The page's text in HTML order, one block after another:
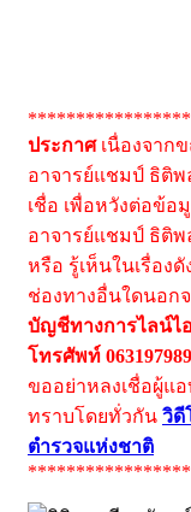
ประกาศเนื่องจาก
อาจารย์แชมป์ ธิติพ
เชื่อ เพื่อหวังต่อข้
อาจารย์แชมป์ ธิติพ
หรือ รู้เห็นในเรื่อง
ช่องทางอื่นใดนอก
บัญชีทางการไลน์ไ
โทรศัพท์
ขออย่าหลงเชื่อผู้แ
ทราบโดยทั่วกัน วิดี
ตำรวจแห่งชาติ